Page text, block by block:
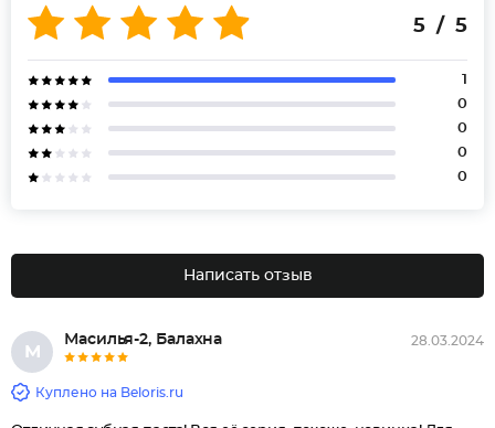
5 / 5
1
0
0
0
0
Написать отзыв
М
Масилья-2, Балахна 28.03.2024
Куплено на Beloris.ru